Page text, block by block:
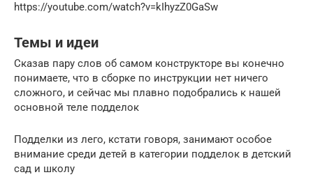
https://youtube.com/watch?v=kIhyzZ0GaSw
Темы и идеи
Сказав пару слов об самом конструкторе вы конечно
понимаете, что в сборке по инструкции нет ничего
сложного, и сейчас мы плавно подобрались к нашей
основной теле подделок
Подделки из лего, кстати говоря, занимают особое
внимание среди детей в категории подделок в детский
сад и школу